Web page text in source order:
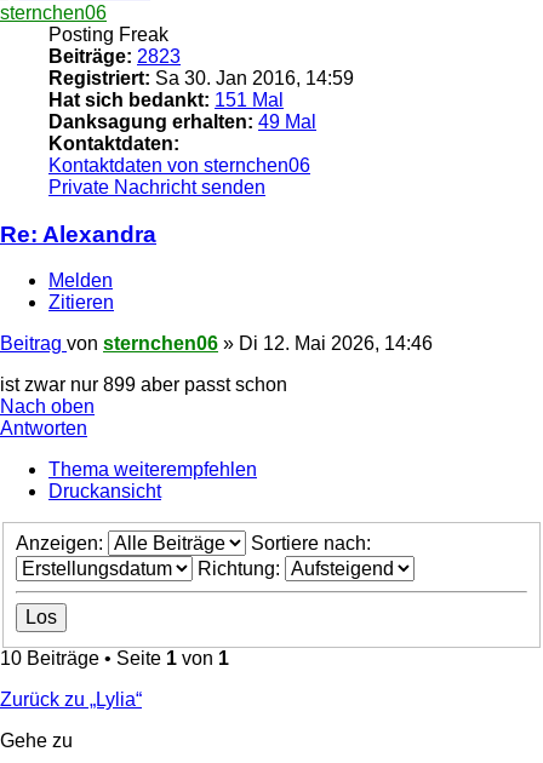
sternchen06
Posting Freak
Beiträge: 2823
Registriert: Sa 30. Jan 2016, 14:59
Hat sich bedankt: 151 Mal
Danksagung erhalten: 49 Mal
Kontaktdaten:
Kontaktdaten von sternchen06
Private Nachricht senden
Re: Alexandra
Melden
Zitieren
Beitrag von sternchen06 » Di 12. Mai 2026, 14:46
ist zwar nur 899 aber passt schon
Nach oben
Antworten
Thema weiterempfehlen
Druckansicht
Anzeigen:
Sortiere nach:
Richtung:
10 Beiträge • Seite 1 von 1
Zurück zu „Lylia“
Gehe zu